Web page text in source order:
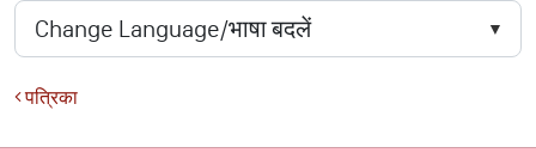
पत्रिका